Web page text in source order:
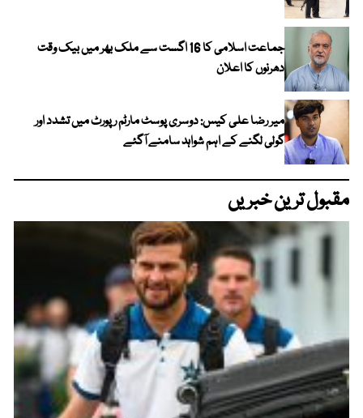
جماعت اسلامی کا 16 اگست سے ملک بھر میں بیک وقت
دھرنوں کا اعلان
میر رضا علی کیس: دوسری پوسٹ مارٹم رپورٹ میں تشدد اور
گولی لگنے کے اہم شواہد سامنے آگئے
مقبول ترین خبریں